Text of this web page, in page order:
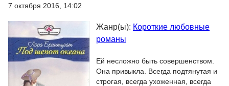
7 октября 2016, 14:02
Жанр(ы): Короткие любовные
романы
Ей несложно быть совершенством.
Она привыкла. Всегда подтянутая и
строгая, всегда ухоженная, всегда